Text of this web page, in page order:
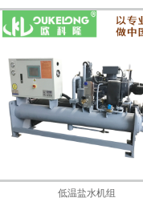
低温盐水机组